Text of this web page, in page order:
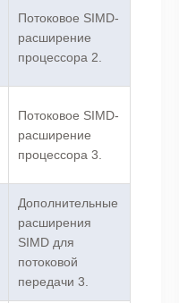
Потоковое SIMD-
расширение
процессора 2.
Потоковое SIMD-
расширение
процессора 3.
Дополнительные
расширения
SIMD для
потоковой
передачи 3.